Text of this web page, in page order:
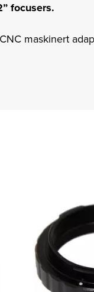
focusers.
maskinert